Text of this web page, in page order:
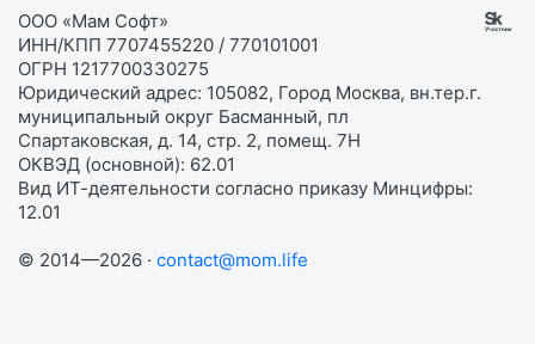
ООО «Мам Софт»
ИНН/КПП 7707455220 / 770101001
ОГРН 1217700330275
Юридический адрес: 105082, Город Москва, вн.тер.г.
муниципальный округ Басманный, пл
Спартаковская, д. 14, стр. 2, помещ. 7Н
ОКВЭД (основной): 62.01
Вид ИТ-деятельности согласно приказу Минцифры:
12.01
© 2014—2026 · contact@mom.life